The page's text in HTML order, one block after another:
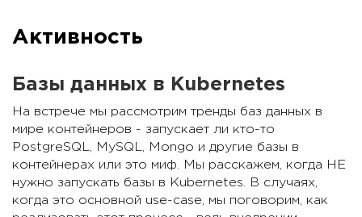
Активность
Базы данных в Kubernetes
На встрече мы рассмотрим тренды баз данных в
мире контейнеров - запускает ли кто-то
PostgreSQL, MySQL, Mongo и другие базы в
контейнерах или это миф. Мы расскажем, когда НЕ
нужно запускать базы в Kubernetes. В случаях,
когда это основной use-case, мы поговорим, как